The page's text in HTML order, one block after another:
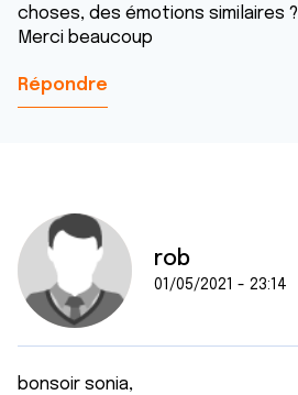
choses, des émotions similaires ?
Merci beaucoup
Répondre
rob
01/05/2021 - 23:14
bonsoir sonia,